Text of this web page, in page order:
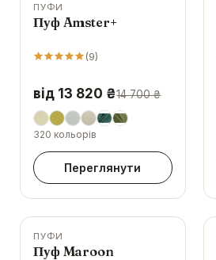
-6%
ПУФИ
Пуф Amster+
(9)
від 13 820 ₴14 700 ₴
320 кольорів
Переглянути
-7%
ПУФИ
Пуф Maroon